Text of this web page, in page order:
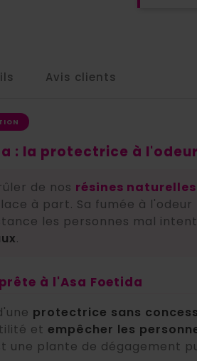
Avis clients
: la protectrice à
de nos résines
à part. Sa fumée à
les personnes mal
.
à l'Asa Foetida
protectrice sans
et empêcher les
une plante de dégagement